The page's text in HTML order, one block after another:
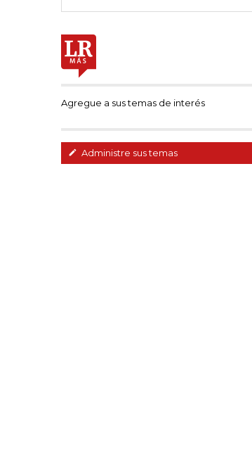
Agregue a sus temas de interés
Administre sus temas